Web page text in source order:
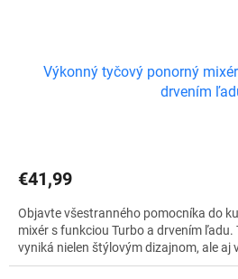
Výkonný tyčový ponorný
drvením
€41,99
Objavte všestranného pomocníka do
mixér s funkciou Turbo a drvením
vyniká nielen štýlovým dizajnom, ale aj